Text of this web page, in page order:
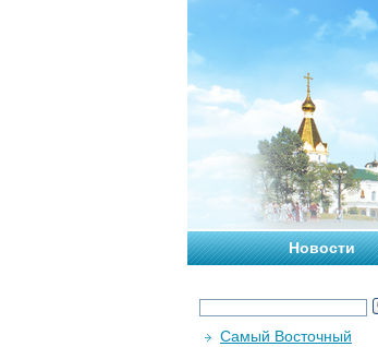
Новости
Самый Восточный